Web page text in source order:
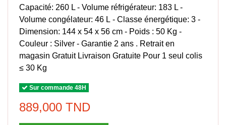
Capacité: 260 L - Volume réfrigérateur: 183 L -
Volume congélateur: 46 L - Classe énergétique: 3 -
Dimension: 144 x 54 x 56 cm - Poids : 50 Kg -
Couleur : Silver - Garantie 2 ans . Retrait en
magasin Gratuit Livraison Gratuite Pour 1 seul colis
≤ 30 Kg
Sur commande 48H
889,000 TND